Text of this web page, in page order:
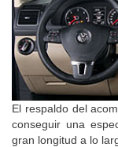
El respaldo del
conseguir una
gran longitud a lo